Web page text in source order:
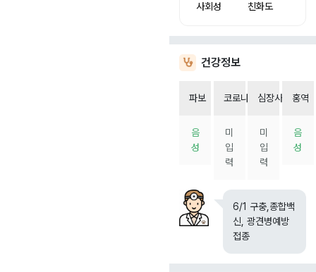
사회성 친화도
건강정보
파보
음
성
코로나
미
입
력
심장사상충
미
입
력
홍역
음
성
6/1 구충,종합백
신, 광견병예방
접종